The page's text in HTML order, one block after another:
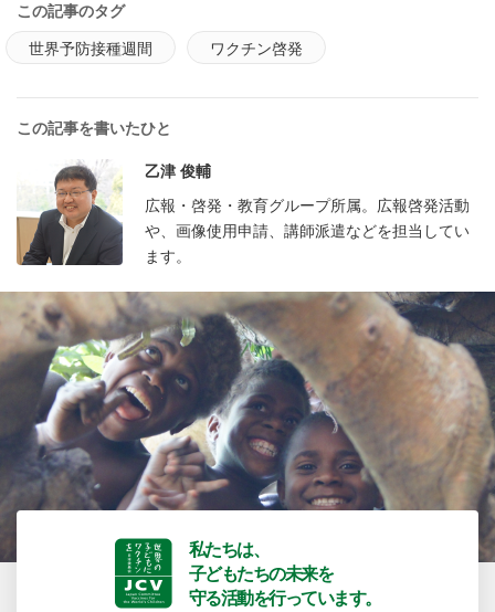
この記事のタグ
世界予防接種週間 ワクチン啓発
この記事を書いたひと
乙津 俊輔
広報・啓発・教育グループ所属。広報啓発活動
や、画像使用申請、講師派遣などを担当してい
ます。
私たちは、
子どもたちの未来を
守る活動を行っています。